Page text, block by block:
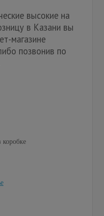
высокие на
в Казани вы
магазине
позвонив по
коробке